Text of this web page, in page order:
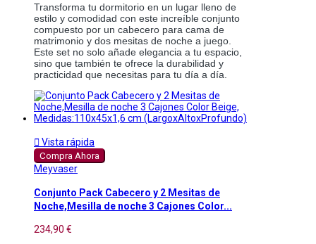
Transforma tu dormitorio en un lugar lleno de
estilo y comodidad con este increíble conjunto
compuesto por un cabecero para cama de
matrimonio y dos mesitas de noche a juego.
Este set no solo añade elegancia a tu espacio,
sino que también te ofrece la durabilidad y
practicidad que necesitas para tu día a día.
 Vista rápida
Compra Ahora
Meyvaser
Conjunto Pack Cabecero y 2 Mesitas de
Noche,Mesilla de noche 3 Cajones Color...
234,90 €